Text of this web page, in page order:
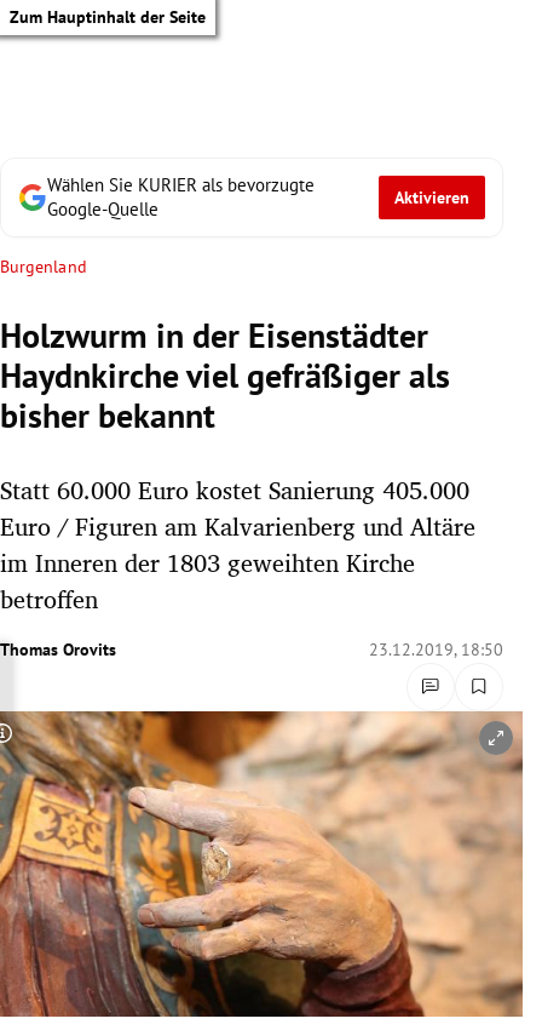
Zum Hauptinhalt der Seite
Untermenü
Untermenü
Untermenü
Untermenü
Untermenü
Untermenü
Wählen Sie KURIER als bevorzugte
Google-Quelle
Aktivieren
Burgenland
Holzwurm in der Eisenstädter
Haydnkirche viel gefräßiger als
bisher bekannt
Statt 60.000 Euro kostet Sanierung 405.000
Euro / Figuren am Kalvarienberg und Altäre
im Inneren der 1803 geweihten Kirche
betroffen
Thomas Orovits 23.12.2019, 18:50
Copyright-Hinweis öffnen/schließen